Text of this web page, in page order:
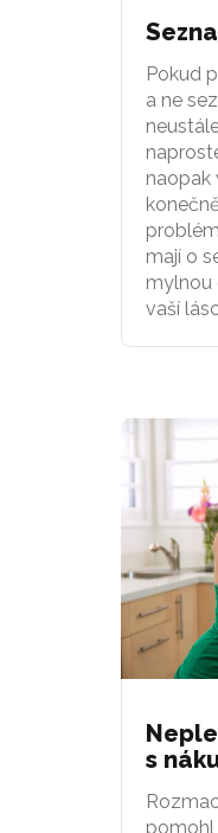
Pokud
a ne
naopak
mají o
mylnou
vaší
s